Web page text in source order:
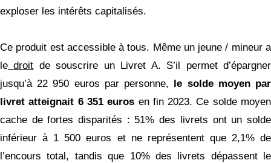
exploser les intérêts capitalisés.
Ce produit est accessible à tous. Même un jeune / mineur a
le droit de souscrire un Livret A. S’il permet d’épargner
jusqu’à 22 950 euros par personne,
le solde moyen par
livret atteignait 6 351 euros en fin 2023. Ce solde moyen
cache de fortes disparités : 51% des livrets ont un solde
inférieur à 1 500 euros et ne représentent que 2,1% de
l’encours total, tandis que 10% des livrets dépassent le